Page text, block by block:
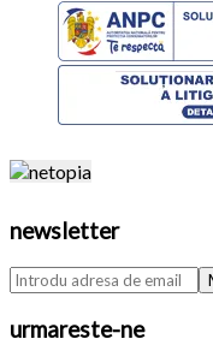
newsletter
urmareste-ne